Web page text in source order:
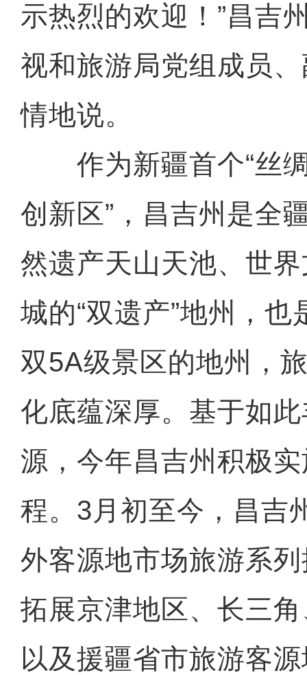
示热烈的欢迎！”昌吉
视和旅游局党组成员
情地说。
作为新疆首个“丝绸
创新区”，昌吉州是全
然遗产天山天池、世
城的“双遗产”地州，
双5A级景区的地州，
化底蕴深厚。基于如
源，今年昌吉州积极实
程。3月初至今，昌吉
外客源地市场旅游系
拓展京津地区、长三
以及援疆省市旅游客